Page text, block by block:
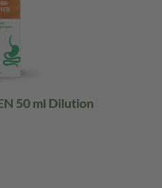
50 ml Dilution